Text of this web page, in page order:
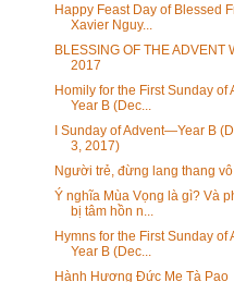
Happy Feast Day of Blessed
Xavier Nguy...
BLESSING OF THE ADVENT
2017
Homily for the First Sunday of
Year B (Dec...
I Sunday of Advent—Year B
3, 2017)
Người trẻ, đừng lang thang
Ý nghĩa Mùa Vọng là gì? Và
bị tâm hồn n...
Hymns for the First Sunday of
Year B (Dec...
Hành Hương Đức Mẹ Tà Pao